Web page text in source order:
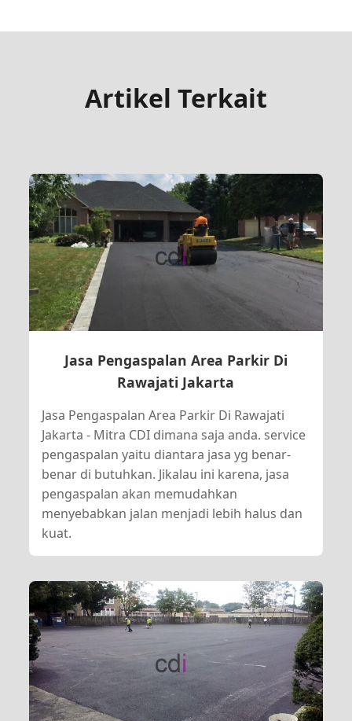
Artikel Terkait
Jasa Pengaspalan Area Parkir Di
Rawajati Jakarta
Jasa Pengaspalan Area Parkir Di Rawajati
Jakarta - Mitra CDI dimana saja anda. service
pengaspalan yaitu diantara jasa yg benar-
benar di butuhkan. Jikalau ini karena, jasa
pengaspalan akan memudahkan
menyebabkan jalan menjadi lebih halus dan
kuat.